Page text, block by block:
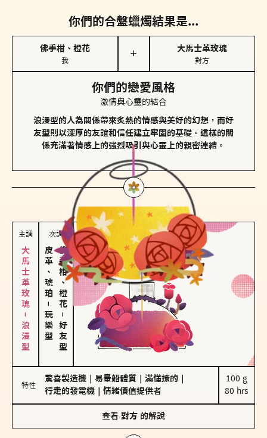
你們的合盤蠟燭結果是...
佛手柑、橙花
我
＋
大馬士革玫瑰
對方
你們的戀愛風格
激情與心靈的結合
浪漫型的人為關係帶來炙熱的情感與美好的幻想，而好
友型則以深厚的友誼和信任建立牢固的基礎。這樣的關
係充滿著情感上的強烈吸引與心靈上的親密連結。
對方的主調蠟燭是...
主調
大馬士革玫瑰－浪漫型
次調
皮革、琥珀
－
玩樂型
佛手柑、橙花
－
好友型
特性
驚喜製造機 易暈船體質 滿懂撩的
行走的發電機
情緒價值提供者
100 g
80 hrs
查看 對方 的解說